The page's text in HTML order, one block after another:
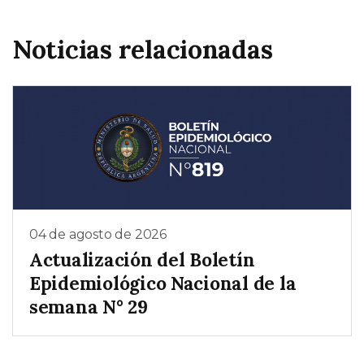
Noticias relacionadas
04 de agosto de 2026
Actualización del Boletín
Epidemiológico Nacional de la
semana N° 29